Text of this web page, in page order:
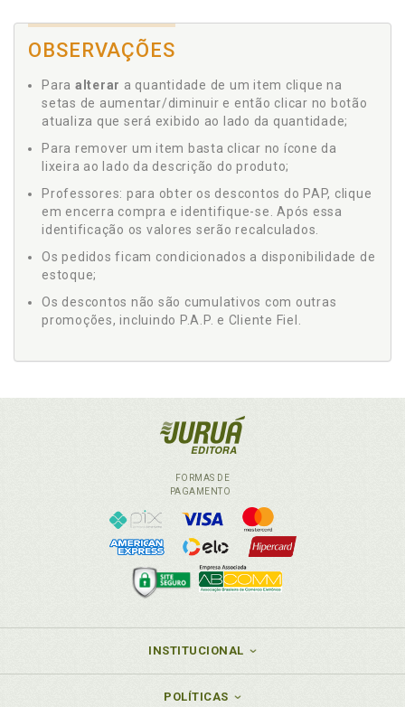
OBSERVAÇÕES
Para alterar a quantidade de um item clique na
setas de aumentar/diminuir e então clicar no botão
atualiza que será exibido ao lado da quantidade;
Para remover um item basta clicar no ícone da
lixeira ao lado da descrição do produto;
Professores: para obter os descontos do PAP, clique
em encerra compra e identifique-se. Após essa
identificação os valores serão recalculados.
Os pedidos ficam condicionados a disponibilidade de
estoque;
Os descontos não são cumulativos com outras
promoções, incluindo P.A.P. e Cliente Fiel.
FORMAS DE
PAGAMENTO
INSTITUCIONAL
POLÍTICAS